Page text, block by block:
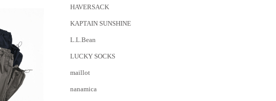
HAVERSACK
KAPTAIN SUNSHINE
L.L.Bean
LUCKY SOCKS
maillot
nanamica